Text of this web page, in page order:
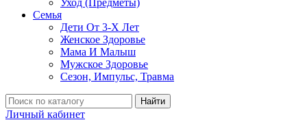
Уход (Предметы)
Семья
Дети От 3-Х Лет
Женское Здоровье
Мама И Малыш
Мужское Здоровье
Сезон, Импульс, Травма
Найти
Личный кабинет